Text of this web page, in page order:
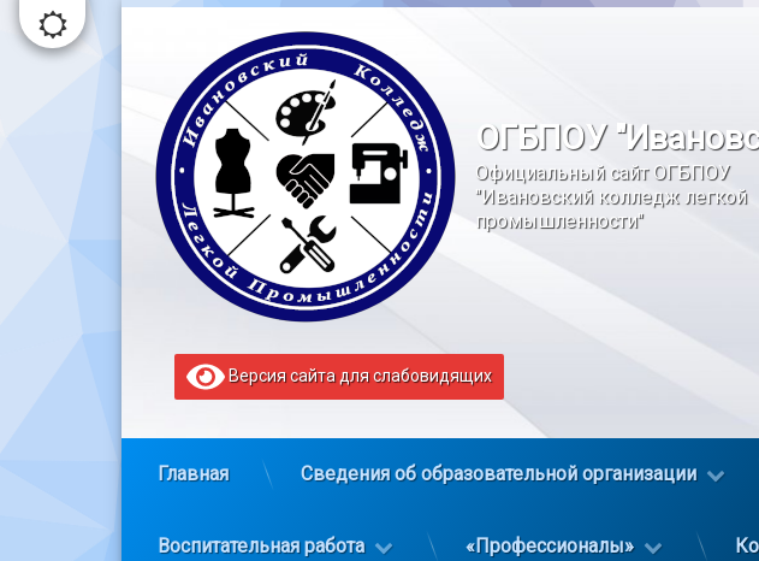
Перейти
содержимому
ОГБПОУ
Официальный сайт ОГБПОУ
"Ивановский колледж легкой
промышленности"
Версия сайта для слабовидящих
Главная Сведения об образовательной организации
Воспитательная работа «Профессионалы»